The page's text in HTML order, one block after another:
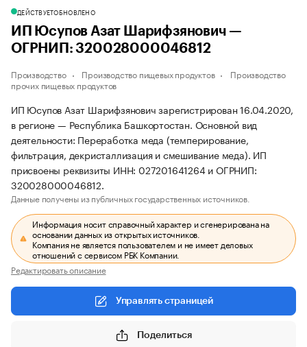
ДЕЙСТВУЕТОБНОВЛЕНО
ИП Юсупов Азат Шарифзянович —
ОГРНИП: 320028000046812
Производство Производство пищевых продуктов
Производство
прочих пищевых продуктов
ИП Юсупов Азат Шарифзянович зарегистрирован 16.04.2020,
в регионе — Республика Башкортостан. Основной вид
деятельности: Переработка меда (темперирование,
фильтрация, декристаллизация и смешивание меда). ИП
присвоены реквизиты ИНН: 027201641264 и ОГРНИП:
320028000046812.
Данные получены из публичных государственных источников.
Информация носит справочный характер и сгенерирована на
основании данных из открытых источников.
Компания не является пользователем и не имеет деловых
отношений с сервисом РБК Компании.
Редактировать описание
Управлять страницей
Поделиться